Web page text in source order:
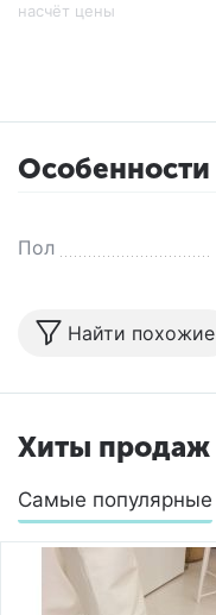
насчёт цены
Особенности
Пол
Найти похожие
Хиты продаж
Самые популярные